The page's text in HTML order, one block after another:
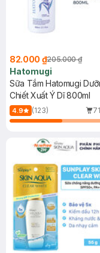
82.000 ₫205.000 ₫
Hatomugi
Sữa Tắm Hatomugi
Chiết Xuất Ý Dĩ 800ml
4.9 (123)